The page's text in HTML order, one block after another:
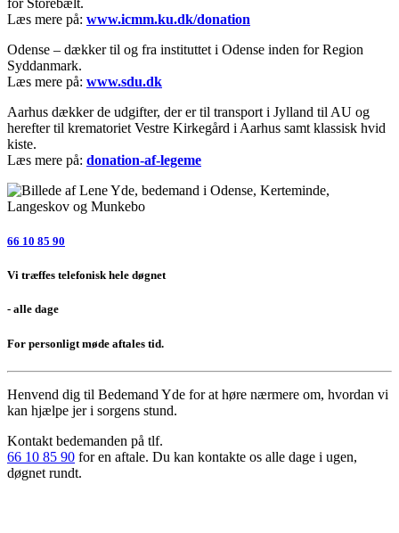
Læs mere på: www.icmm.ku.dk/donation
Odense – dækker til og fra instituttet i Odense inden for Region
Syddanmark.
Læs mere på: www.sdu.dk
Aarhus dækker de udgifter, der er til transport i Jylland til AU og
herefter til krematoriet Vestre Kirkegård i Aarhus samt klassisk hvid
kiste.
Læs mere på: donation-af-legeme
66 10 85 90
Vi træffes telefonisk hele døgnet
- alle dage
For personligt møde aftales tid.
Henvend dig til Bedemand Yde for at høre nærmere om, hvordan vi
kan hjælpe jer i sorgens stund.
Kontakt bedemanden på tlf.
66 10 85 90 for en aftale. Du kan kontakte os alle dage i ugen,
døgnet rundt.